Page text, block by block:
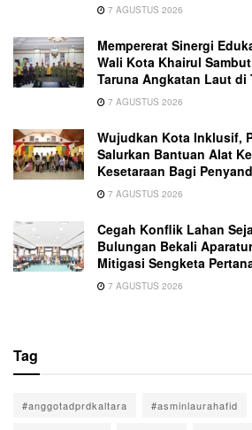
7 AGUSTUS 2026
Mempererat Sinergi
Wali Kota Khairul
Taruna Angkatan Laut di
7 AGUSTUS 2026
Wujudkan Kota Inklusif,
Salurkan Bantuan Alat
Kesetaraan Bagi
7 AGUSTUS 2026
Cegah Konflik Lahan
Bulungan Bekali
Mitigasi Sengketa
7 AGUSTUS 2026
Tag
#anggotadprdkaltara #asminlaurahafid